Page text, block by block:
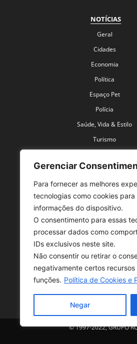
Gerenciar
Para fornecer as melhores
tecnologias como cookies
informações do dispositivo.
O consentimento para essas
processar dados como
IDs exclusivos neste site.
Não consentir ou retirar o
negativamente certos recursos
funções. Política de Cookies e
Negar
NOTÍCIAS
Geral
Cidades
Economia
Política
Espaço Pet
Polícia
Saúde, Vida & Estilo
Turismo
© 1997-2022, GRUPO